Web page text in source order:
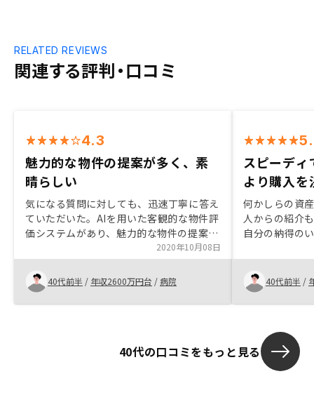
関連する評判・口コミ
RELATED REVIEWS
4.3
魅力的な物件の提案が多く、素
晴らしい
気になる質問に対しても、迅速丁寧に答え
ていただいた。AIを用いた客観的な物件評
価システムがあり、魅力的な物件の提案が
どんどん出てくるのも素晴らしいと感じ
た。
2020年10月08日
40代前半 / 年収2600万円台 /病院
スピーディ
より購入を
何かしらの資
人からの紹介
自分の納得の
た。自分の知
ができ有益な
す。
40代前半 /
40代の口コミをもっと見る